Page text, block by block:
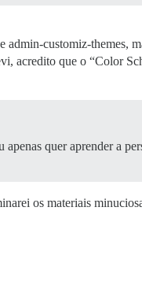
admin-customiz-themes,
acredito que o “Color
quer aprender a
os materiais